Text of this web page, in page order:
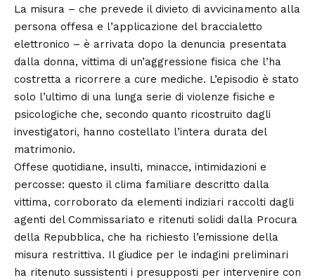
La misura – che prevede il divieto di avvicinamento alla
persona offesa e l’applicazione del braccialetto
elettronico – è arrivata dopo la denuncia presentata
dalla donna, vittima di un’aggressione fisica che l’ha
costretta a ricorrere a cure mediche. L’episodio è stato
solo l’ultimo di una lunga serie di violenze fisiche e
psicologiche che, secondo quanto ricostruito dagli
investigatori, hanno costellato l’intera durata del
matrimonio.
Offese quotidiane, insulti, minacce, intimidazioni e
percosse: questo il clima familiare descritto dalla
vittima, corroborato da elementi indiziari raccolti dagli
agenti del Commissariato e ritenuti solidi dalla Procura
della Repubblica, che ha richiesto l’emissione della
misura restrittiva. Il giudice per le indagini preliminari
ha ritenuto sussistenti i presupposti per intervenire con